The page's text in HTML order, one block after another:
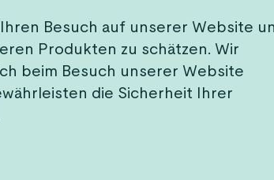
Alle
Besuch auf unserer Website
Produkten zu schätzen. Wir
beim Besuch unserer Website
die Sicherheit Ihrer